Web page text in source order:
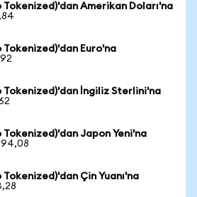
Amerikan Doları'na
Euro'na
İngiliz Sterlini'na
Japon Yeni'na
Çin Yuanı'na